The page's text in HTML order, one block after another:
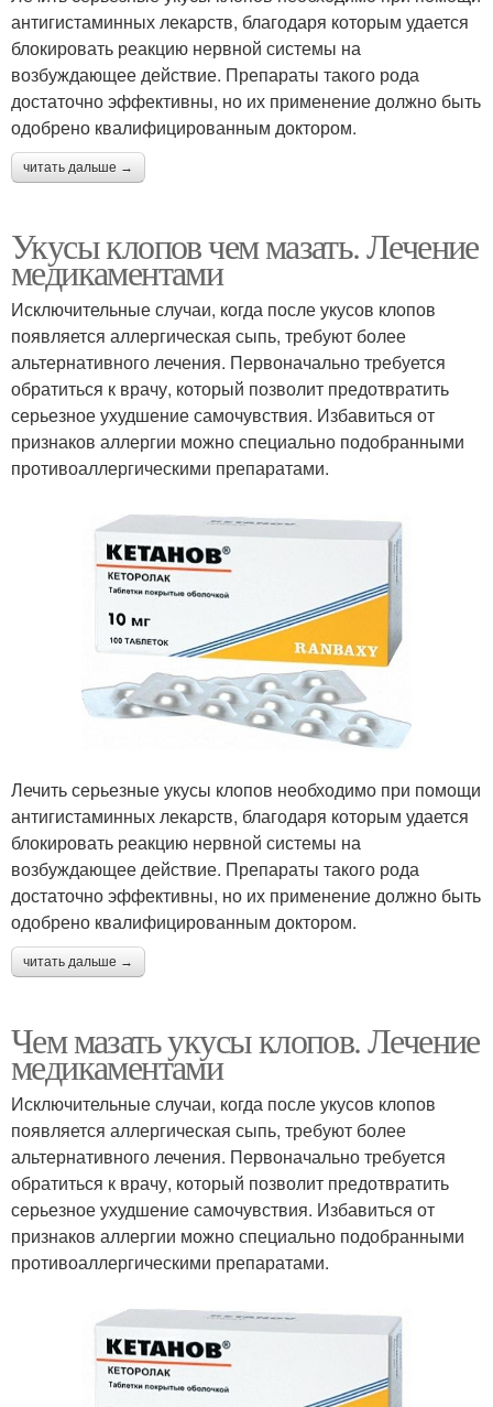
антигистаминных лекарств, благодаря которым удается
блокировать реакцию нервной системы на
возбуждающее действие. Препараты такого рода
достаточно эффективны, но их применение должно быть
одобрено квалифицированным доктором.
читать дальше →
Укусы клопов чем мазать. Лечение
медикаментами
Исключительные случаи, когда после укусов клопов
появляется аллергическая сыпь, требуют более
альтернативного лечения. Первоначально требуется
обратиться к врачу, который позволит предотвратить
серьезное ухудшение самочувствия. Избавиться от
признаков аллергии можно специально подобранными
противоаллергическими препаратами.
Лечить серьезные укусы клопов необходимо при помощи
антигистаминных лекарств, благодаря которым удается
блокировать реакцию нервной системы на
возбуждающее действие. Препараты такого рода
достаточно эффективны, но их применение должно быть
одобрено квалифицированным доктором.
читать дальше →
Чем мазать укусы клопов. Лечение
медикаментами
Исключительные случаи, когда после укусов клопов
появляется аллергическая сыпь, требуют более
альтернативного лечения. Первоначально требуется
обратиться к врачу, который позволит предотвратить
серьезное ухудшение самочувствия. Избавиться от
признаков аллергии можно специально подобранными
противоаллергическими препаратами.